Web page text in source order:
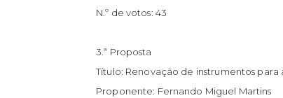
N.º de votos: 43
3.ª Proposta
Título: Renovação de instrumentos
Proponente: Fernando Miguel Martins